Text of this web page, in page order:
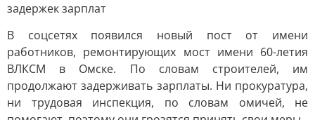
задержек зарплат
В соцсетях появился новый пост от имени
работников, ремонтирующих мост имени 60-летия
ВЛКСМ в Омске. По словам строителей, им
продолжают задерживать зарплаты. Ни прокуратура,
ни трудовая инспекция, по словам омичей, не